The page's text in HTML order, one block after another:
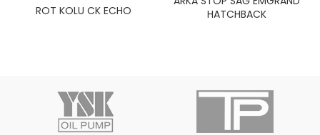
ROT KOLU CK ECHO
HATCHBACK